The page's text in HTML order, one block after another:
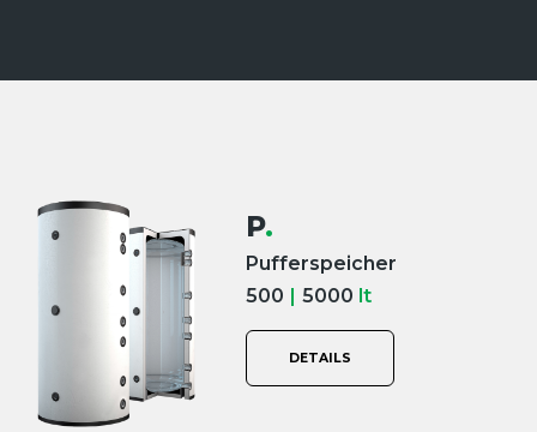
P.
Pufferspeicher
500 | 5000 lt
DETAILS